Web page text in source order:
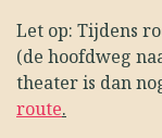
Let op: Tijdens
(de hoofdweg
theater is dan
route.